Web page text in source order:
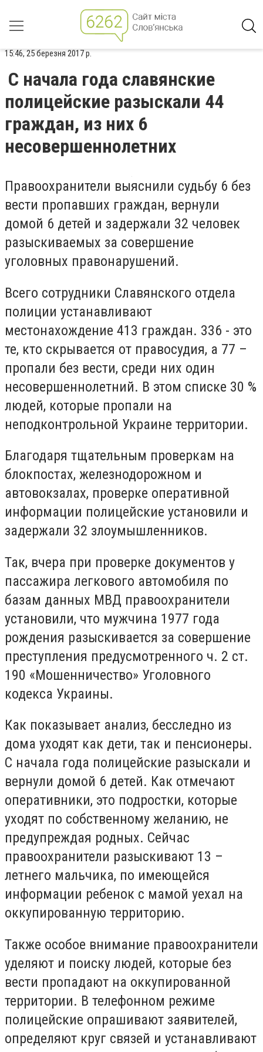
15:46, 25 березня 2017 р.
С начала года славянские
полицейские разыскали 44
граждан, из них 6
несовершеннолетних
Правоохранители выяснили судьбу 6 без
вести пропавших граждан, вернули
домой 6 детей и задержали 32 человек
разыскиваемых за совершение
уголовных правонарушений.
Всего сотрудники Славянского отдела
полиции устанавливают
местонахождение 413 граждан. 336 - это
те, кто скрывается от правосудия, а 77 –
пропали без вести, среди них один
несовершеннолетний. В этом списке 30 %
людей, которые пропали на
неподконтрольной Украине территории.
Благодаря тщательным проверкам на
блокпостах, железнодорожном и
автовокзалах, проверке оперативной
информации полицейские установили и
задержали 32 злоумышленников.
Так, вчера при проверке документов у
пассажира легкового автомобиля по
базам данных МВД правоохранители
установили, что мужчина 1977 года
рождения разыскивается за совершение
преступления предусмотренного ч. 2 ст.
190 «Мошенничество» Уголовного
кодекса Украины.
Как показывает анализ, бесследно из
дома уходят как дети, так и пенсионеры.
С начала года полицейские разыскали и
вернули домой 6 детей. Как отмечают
оперативники, это подростки, которые
уходят по собственному желанию, не
предупреждая родных. Сейчас
правоохранители разыскивают 13 –
летнего мальчика, по имеющейся
информации ребенок с мамой уехал на
оккупированную территорию.
Также особое внимание правоохранители
уделяют и поиску людей, которые без
вести пропадают на оккупированной
территории. В телефонном режиме
полицейские опрашивают заявителей,
определяют круг связей и устанавливают